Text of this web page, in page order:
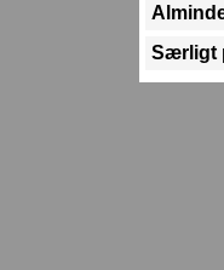
Særligt